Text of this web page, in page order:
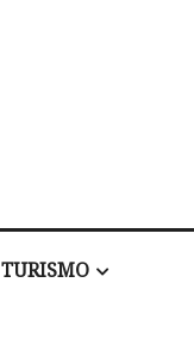
TURISMO